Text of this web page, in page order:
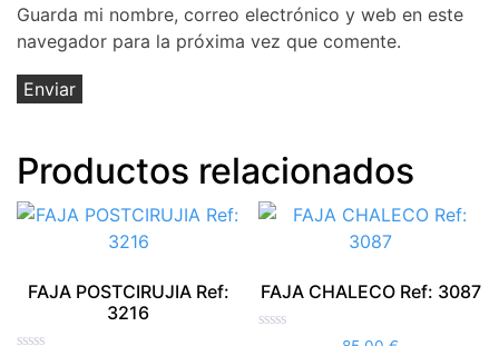
Guarda mi nombre, correo electrónico y web en este
navegador para la próxima vez que comente.
Productos relacionados
FAJA POSTCIRUJIA Ref:
3216
FAJA CHALECO Ref: 3087